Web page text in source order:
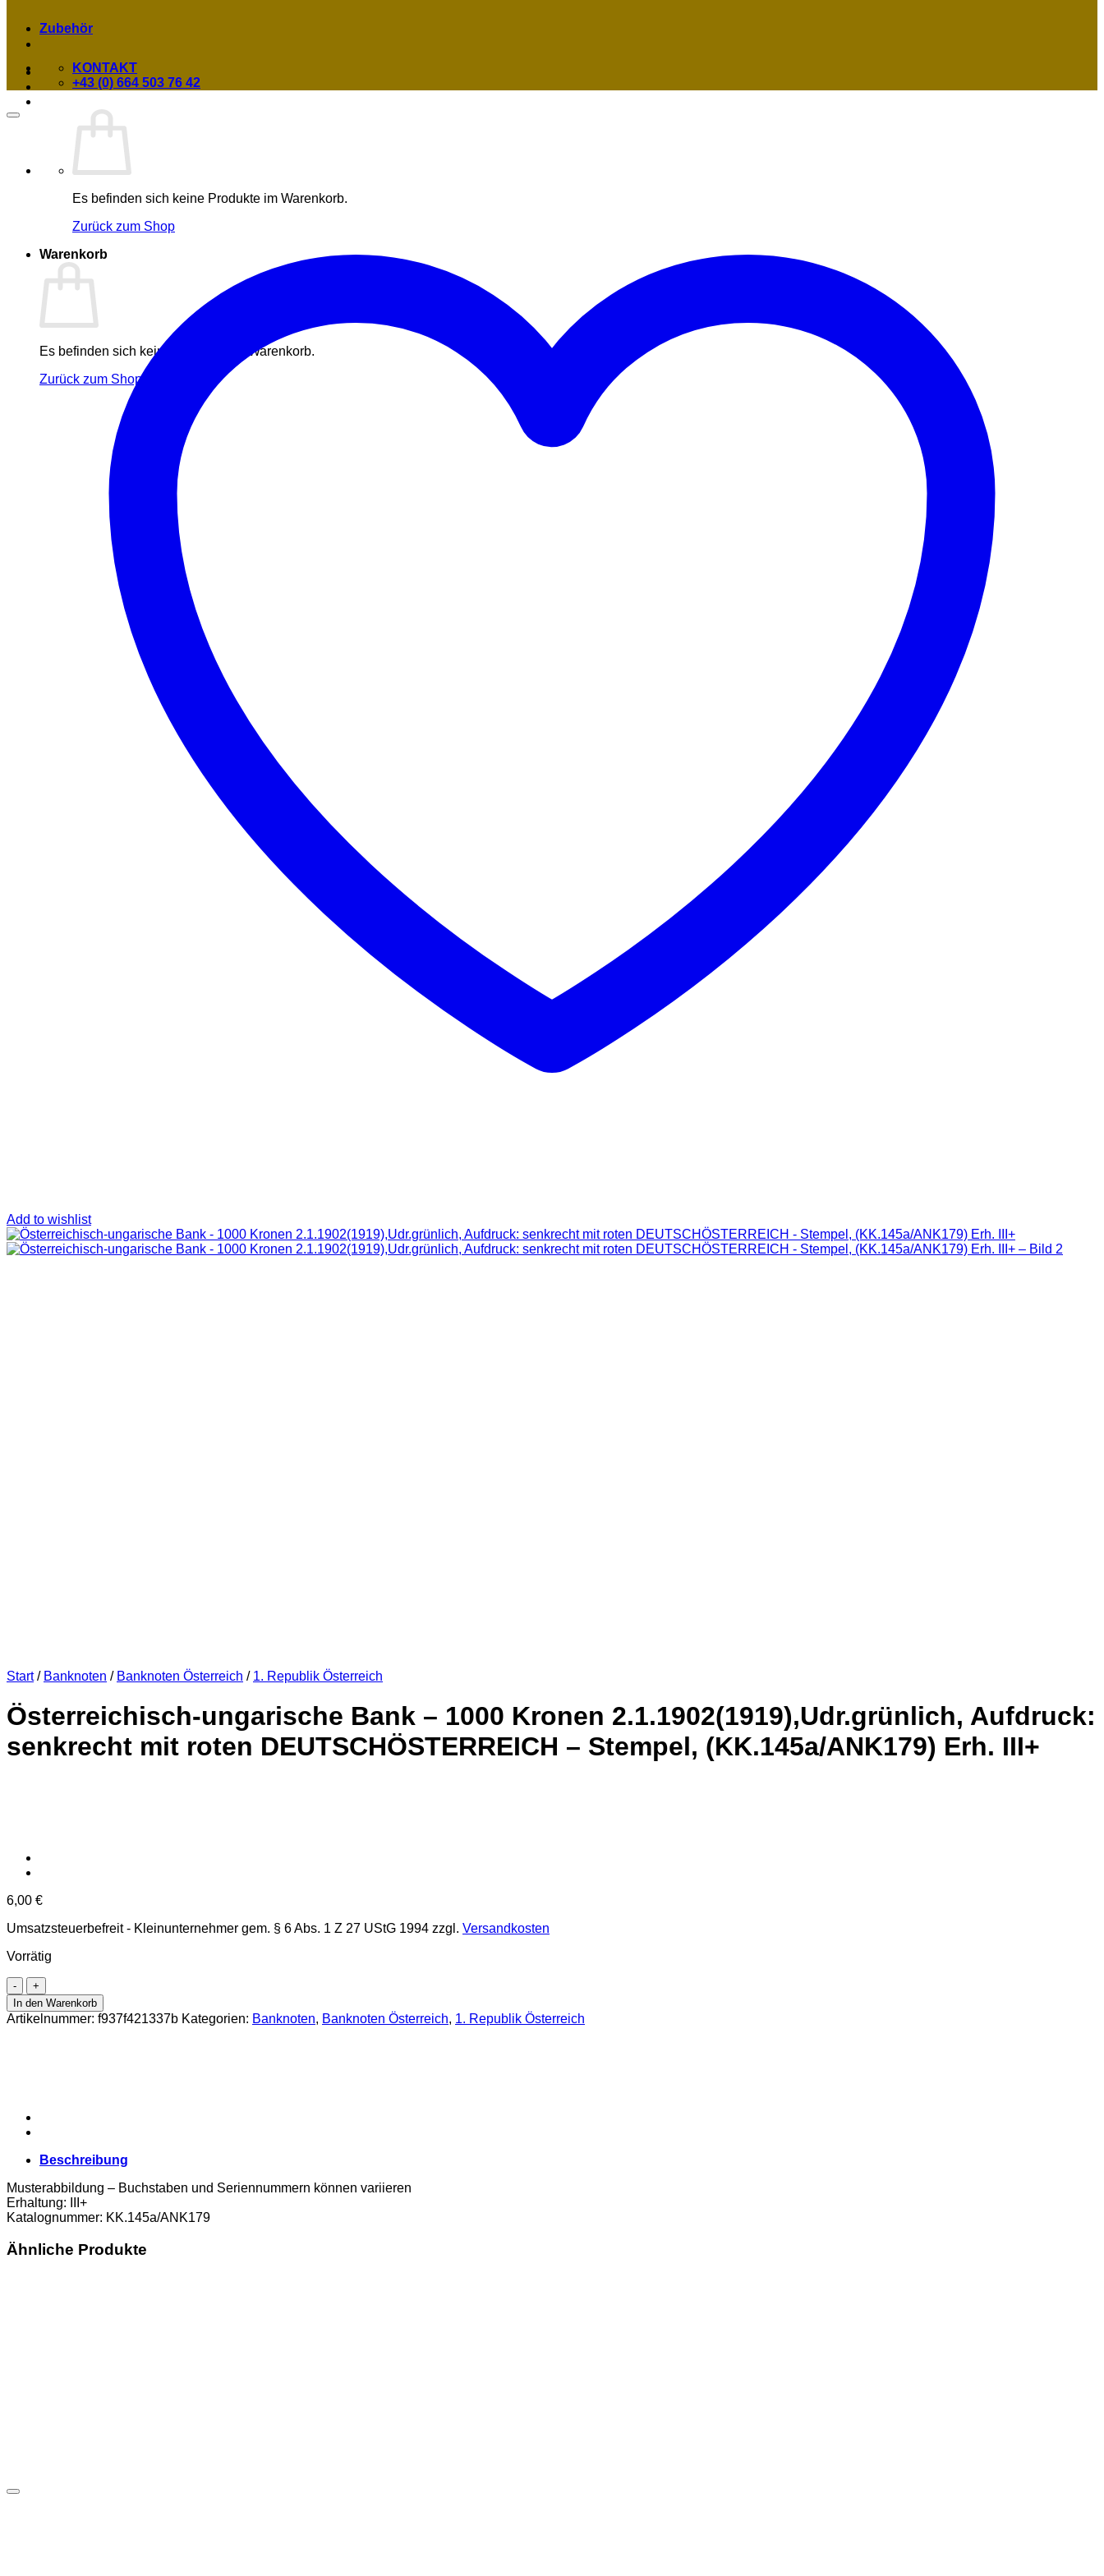
Es befinden sich keine Produkte im Warenkorb.
Zurück zum Shop
Warenkorb
Es befinden sich keine Produkte im Warenkorb.
Zurück zum Shop
Zubehör
KONTAKT
+43 (0) 664 503 76 42
Add to wishlist
Start / Banknoten / Banknoten Österreich / 1. Republik Österreich
Österreichisch-ungarische Bank – 1000 Kronen 2.1.1902(1919),Udr.grünlich, Aufdruck:
senkrecht mit roten DEUTSCHÖSTERREICH – Stempel, (KK.145a/ANK179) Erh. III+
6,00 €
Umsatzsteuerbefreit - Kleinunternehmer gem. § 6 Abs. 1 Z 27 UStG 1994 zzgl. Versandkosten
Vorrätig
Österreichisch-
ungarische
Bank
-
mit
roten
-
(KK.145a/ANK179)
Erh.
III+
In den Warenkorb
Artikelnummer: f937f421337b Kategorien: Banknoten, Banknoten Österreich, 1. Republik Österreich
Beschreibung
Musterabbildung – Buchstaben und Seriennummern können variieren
Erhaltung: III+
Katalognummer: KK.145a/ANK179
Ähnliche Produkte